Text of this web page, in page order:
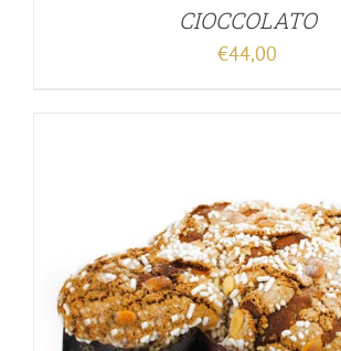
CIOCCOLATO
€44,00